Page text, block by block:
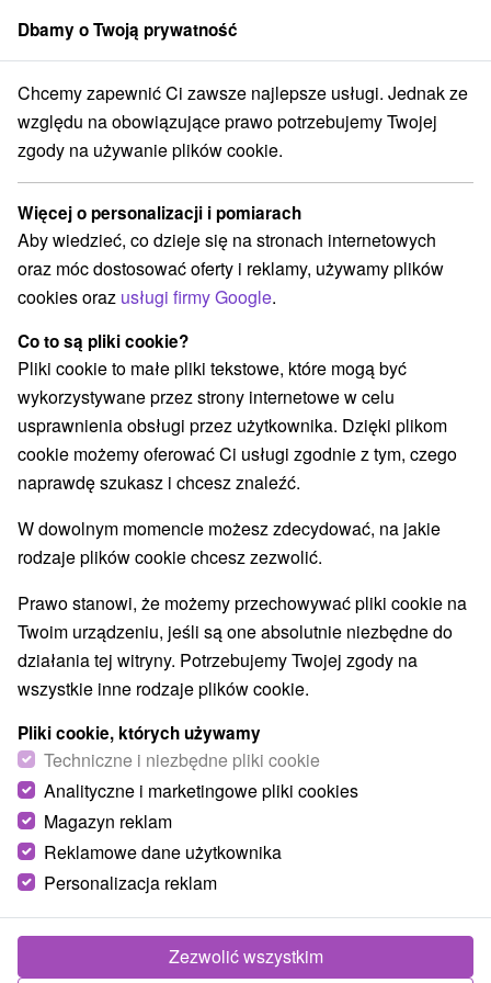
członek grupySorger
Prešovský kraj Nový Smokovec Hotel Atrium *** Nový Smokovec
Specjalne oferty - Hotel Atrium
★★★Nový Smokovec
Nový Smokovec
Przejdź do lokalizacji
O URZĄDZENIA SPECJALNE OFERTY OPINIE
Lokalizacja
Zadzwoń do nas - +421 2 21 02 57 57
Tatry z dziećmi w okazyjnej cenie: Relaks dla
dorosłych, przygoda dla dzieci
★★Nový Smokovec
Dbamy o Twoją prywatność
Chcemy zapewnić Ci zawsze najlepsze usługi. Jednak ze
względu na obowiązujące prawo potrzebujemy Twojej
zgody na używanie plików cookie.
Więcej o personalizacji i pomiarach
Aby wiedzieć, co dzieje się na stronach internetowych
oraz móc dostosować oferty i reklamy, używamy plików
cookies oraz usługi firmy Google.
Co to są pliki cookie?
Pliki cookie to małe pliki tekstowe, które mogą być
wykorzystywane przez strony internetowe w celu
usprawnienia obsługi przez użytkownika. Dzięki plikom
cookie możemy oferować Ci usługi zgodnie z tym, czego
naprawdę szukasz i chcesz znaleźć.
W dowolnym momencie możesz zdecydować, na jakie
rodzaje plików cookie chcesz zezwolić.
Prawo stanowi, że możemy przechowywać pliki cookie na
Twoim urządzeniu, jeśli są one absolutnie niezbędne do
działania tej witryny. Potrzebujemy Twojej zgody na
wszystkie inne rodzaje plików cookie.
Pliki cookie, których używamy
Techniczne i niezbędne pliki cookie
Analityczne i marketingowe pliki cookies
Magazyn reklam
Reklamowe dane użytkownika
Personalizacja reklam
Zezwolić wszystkim